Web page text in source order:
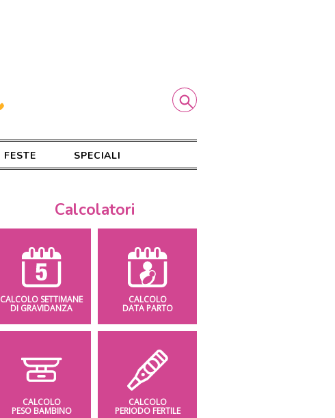
FESTE SPECIALI
Calcolatori
CALCOLO SETTIMANE
DI GRAVIDANZA
CALCOLO
DATA PARTO
CALCOLO
PESO BAMBINO
CALCOLO
PERIODO FERTILE